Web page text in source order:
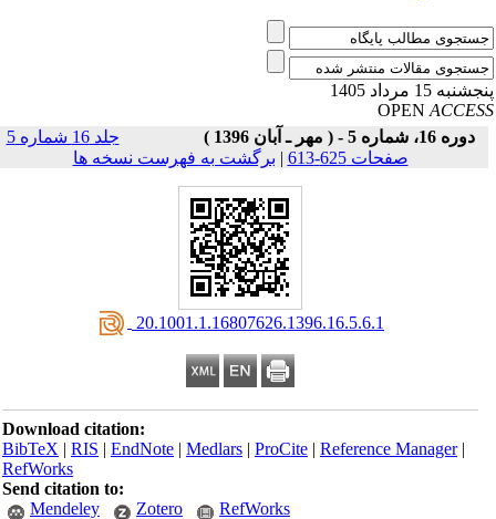
15 مرداد 1405
OPEN
دوره 16، شماره 5 - ( مهر ـ آبان 1396 )
جلد 16 شماره 5
صفحات 625-613
|برگشت به فهرست نسخه ها
‎ 20.1001.1.16807626.1396.16.5.6.1
Download citation:
BibTeX|RIS|EndNote|Medlars|ProCite|Reference Manager
RefWorks
Send citation to:
Mendeley
Zotero RefWorks